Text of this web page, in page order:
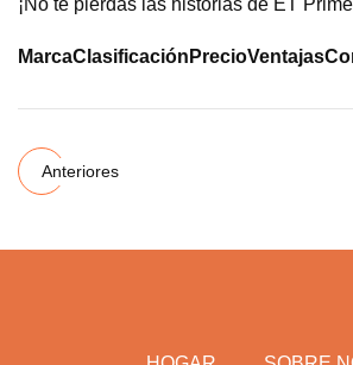
¡No te pierdas las historias de ET
MarcaClasificación PrecioVentajas
Anteriores